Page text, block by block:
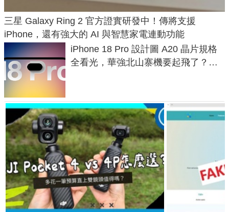
三星 Galaxy Ring 2 官方證實研發中！傳將支援
iPhone，還有強大的 AI 與智慧家電連動功能
iPhone 18 Pro 設計圖 A20 晶片規格
全看光，華強北山寨機要起飛了？專